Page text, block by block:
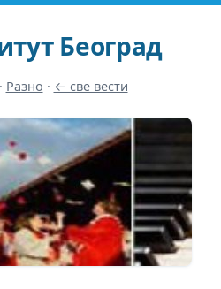
Београд
· Разно · ← све вести